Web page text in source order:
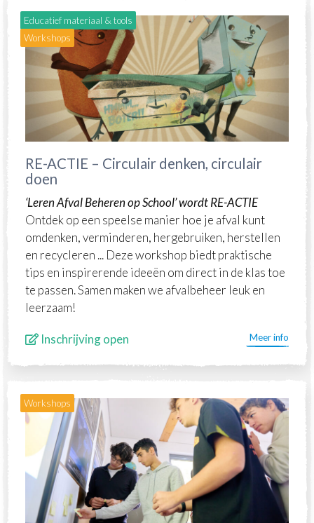
Educatief materiaal & tools
Workshops
RE-ACTIE – Circulair denken, circulair
doen
‘Leren Afval Beheren op School’ wordt RE-ACTIE
Ontdek op een speelse manier hoe je afval kunt
omdenken, verminderen, hergebruiken, herstellen
en recycleren ... Deze workshop biedt praktische
tips en inspirerende ideeën om direct in de klas toe
te passen. Samen maken we afvalbeheer leuk en
leerzaam!
Inschrijving open Meer info
Workshops